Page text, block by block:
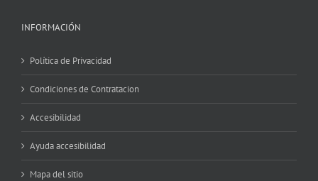
INFORMACIÓN
Política de Privacidad
Condiciones de Contratacion
Accesibilidad
Ayuda accesibilidad
Mapa del sitio